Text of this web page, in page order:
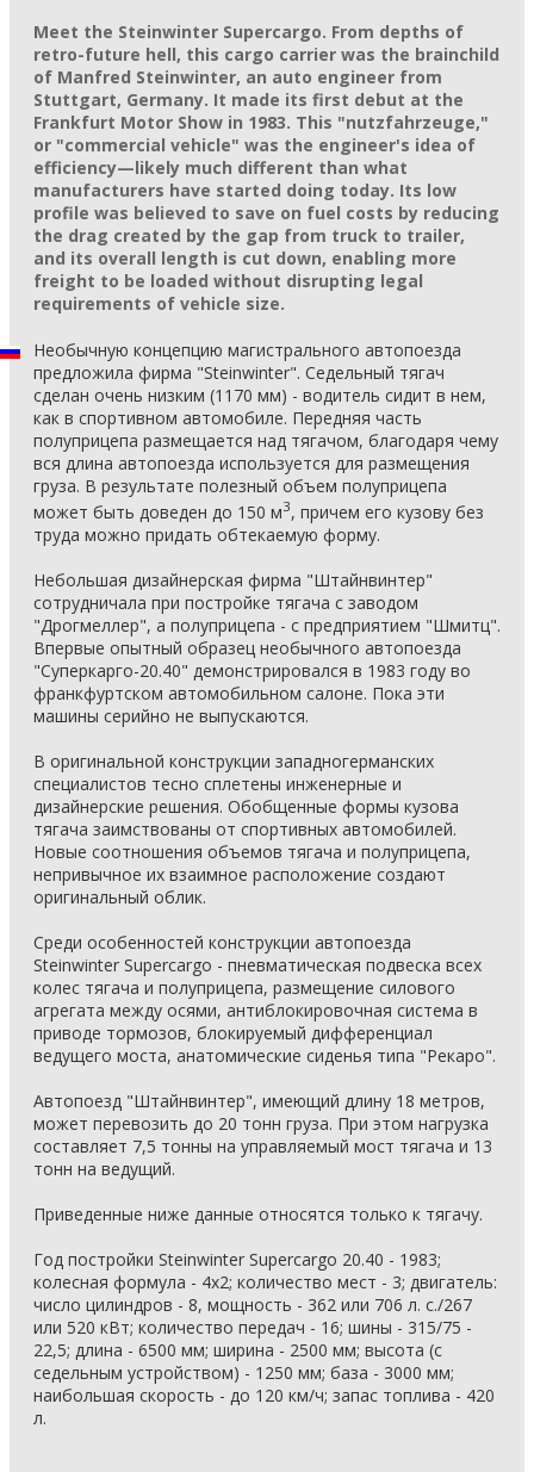
Meet the Steinwinter Supercargo. From depths of
retro-future hell, this cargo carrier was the brainchild
of Manfred Steinwinter, an auto engineer from
Stuttgart, Germany. It made its first debut at the
Frankfurt Motor Show in 1983. This "nutzfahrzeuge,"
or "commercial vehicle" was the engineer's idea of
efficiency—likely much different than what
manufacturers have started doing today. Its low
profile was believed to save on fuel costs by reducing
the drag created by the gap from truck to trailer,
and its overall length is cut down, enabling more
freight to be loaded without disrupting legal
requirements of vehicle size.
Необычную концепцию магистрального автопоезда
предложила фирма "Steinwinter". Седельный тягач
сделан очень низким (1170 мм) - водитель сидит в нем,
как в спортивном автомобиле. Передняя часть
полуприцепа размещается над тягачом, благодаря чему
вся длина автопоезда используется для размещения
груза. В результате полезный объем полуприцепа
может быть доведен до 150 м3, причем его кузову без
труда можно придать обтекаемую форму.
Небольшая дизайнерская фирма "Штайнвинтер"
сотрудничала при постройке тягача с заводом
"Дрогмеллер", а полуприцепа - с предприятием "Шмитц".
Впервые опытный образец необычного автопоезда
"Суперкарго-20.40" демонстрировался в 1983 году во
франкфуртском автомобильном салоне. Пока эти
машины серийно не выпускаются.
В оригинальной конструкции западногерманских
специалистов тесно сплетены инженерные и
дизайнерские решения. Обобщенные формы кузова
тягача заимствованы от спортивных автомобилей.
Новые соотношения объемов тягача и полуприцепа,
непривычное их взаимное расположение создают
оригинальный облик.
Среди особенностей конструкции автопоезда
Steinwinter Supercargo - пневматическая подвеска всех
колес тягача и полуприцепа, размещение силового
агрегата между осями, антиблокировочная система в
приводе тормозов, блокируемый дифференциал
ведущего моста, анатомические сиденья типа "Рекаро".
Автопоезд "Штайнвинтер", имеющий длину 18 метров,
может перевозить до 20 тонн груза. При этом нагрузка
составляет 7,5 тонны на управляемый мост тягача и 13
тонн на ведущий.
Приведенные ниже данные относятся только к тягачу.
Год постройки Steinwinter Supercargo 20.40 - 1983;
колесная формула - 4x2; количество мест - 3; двигатель:
число цилиндров - 8, мощность - 362 или 706 л. с./267
или 520 кВт; количество передач - 16; шины - 315/75 -
22,5; длина - 6500 мм; ширина - 2500 мм; высота (с
седельным устройством) - 1250 мм; база - 3000 мм;
наибольшая скорость - до 120 км/ч; запас топлива - 420
л.